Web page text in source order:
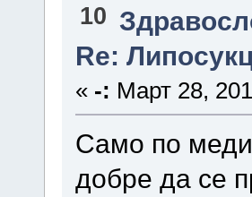
10
Re:
« -: Март 28,
Само по
добре да се